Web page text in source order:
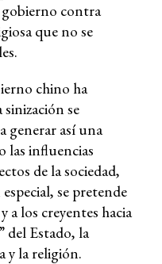
gobierno contra
que no se
chino ha
se
generar así una
las influencias
de la sociedad,
se pretende
a los creyentes hacia
del Estado, la
y la religión.